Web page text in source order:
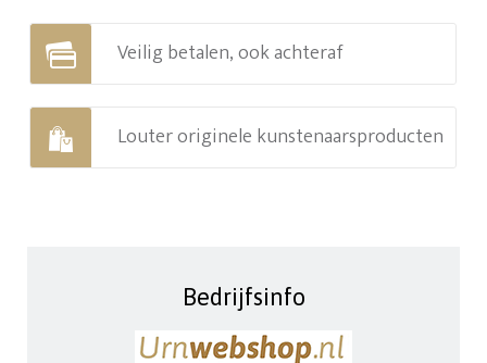
Veilig betalen, ook achteraf
Louter originele kunstenaarsproducten
Bedrijfsinfo